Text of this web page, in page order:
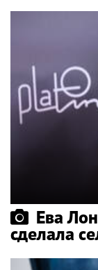
Ева
сделала